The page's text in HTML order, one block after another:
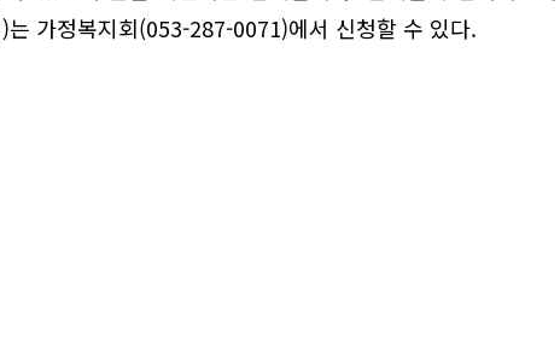
)는 가정복지회(053-287-0071)에서 신청할 수 있다.